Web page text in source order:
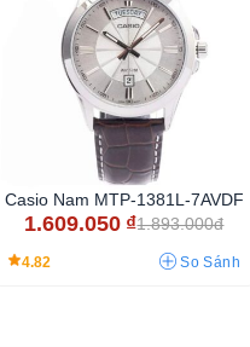
Casio Nam MTP-1381L-7AVDF
1.609.050 ₫1.893.000đ
4.82 So Sánh